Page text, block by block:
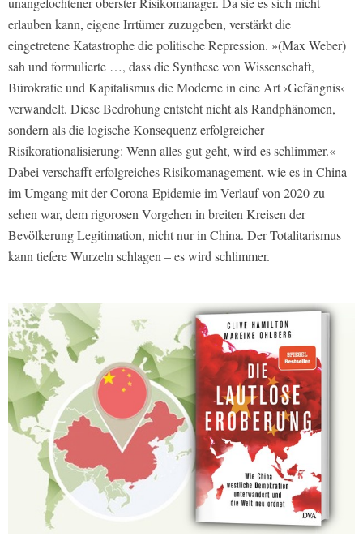
erlauben kann, eigene Irrtümer zuzugeben, verstärkt die
eingetretene Katastrophe die politische Repression. »(Max Weber)
sah und formulierte …, dass die Synthese von Wissenschaft,
Bürokratie und Kapitalismus die Moderne in eine Art ›Gefängnis‹
verwandelt. Diese Bedrohung entsteht nicht als Randphänomen,
sondern als die logische Konsequenz erfolgreicher
Risikorationalisierung: Wenn alles gut geht, wird es schlimmer.«
Dabei verschafft erfolgreiches Risikomanagement, wie es in China
im Umgang mit der Corona-Epidemie im Verlauf von 2020 zu
sehen war, dem rigorosen Vorgehen in breiten Kreisen der
Bevölkerung Legitimation, nicht nur in China. Der Totalitarismus
kann tiefere Wurzeln schlagen – es wird schlimmer.